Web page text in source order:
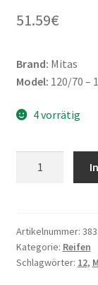
51.59€
Brand: Mitas
Model: 120/70 –
4 vorrätig
58S
T-
FORCE-
Artikelnummer:
Kategorie: Reifen
Schlagwörter: 12,